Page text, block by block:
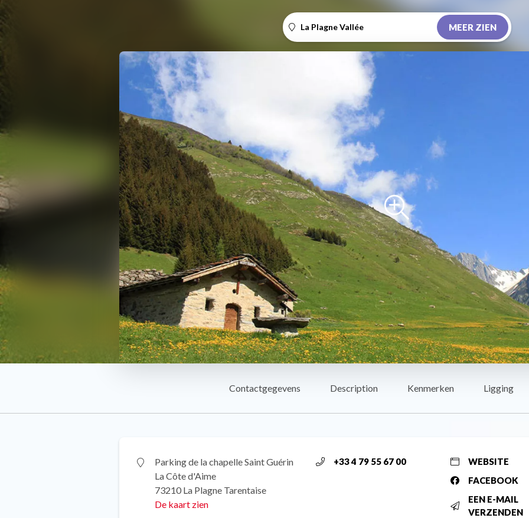
La Plagne Vallée MEER ZIEN
Contactgegevens Description Kenmerken Ligging
Parking de la chapelle Saint Guérin
La Côte d'Aime
73210 La Plagne Tarentaise
De kaart zien
+33 4 79 55 67 00
WEBSITE
FACEBOOK
EEN E-MAIL
VERZENDEN